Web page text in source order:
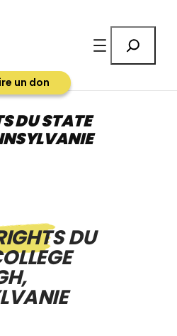
un don
DU STATE
DU